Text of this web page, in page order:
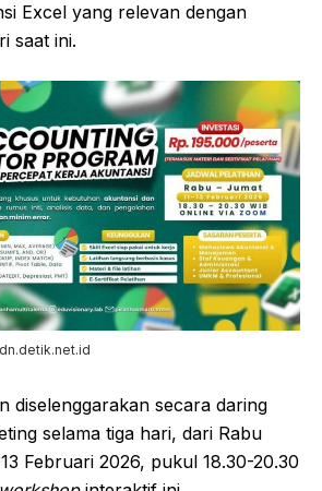
Excel yang relevan dengan
saat ini.
diselenggarakan secara daring
selama tiga hari, dari Rabu
Februari 2026, pukul 18.30-20.30